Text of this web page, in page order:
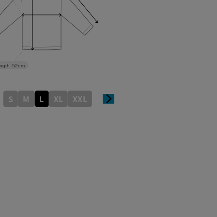
52cm
S M L XL XXL